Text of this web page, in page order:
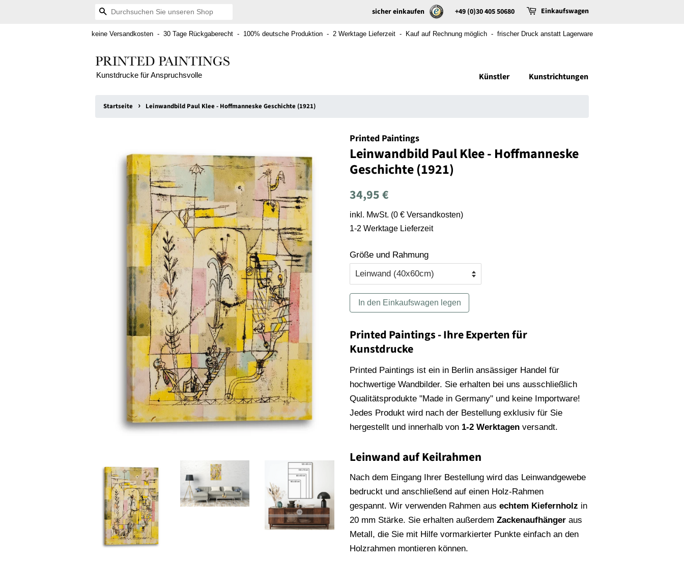
Suchen sicher einkaufen +49 (0)30 405 50680 Einkaufswagen
keine Versandkosten - 30 Tage Rückgaberecht - 100% deutsche Produktion - 2 Werktage Lieferzeit - Kauf auf Rechnung möglich - frischer Druck anstatt Lagerware
Kunstdrucke für Anspruchsvolle Künstler Kunstrichtungen
Startseite › Leinwandbild Paul Klee - Hoffmanneske Geschichte (1921)
Printed Paintings
Leinwandbild Paul Klee - Hoffmanneske
Geschichte (1921)
Normaler
34,95 €
inkl. MwSt. (0 € Versandkosten)
1-2 Werktage Lieferzeit
Größe und Rahmung
In den Einkaufswagen legen
Printed Paintings - Ihre Experten für
Kunstdrucke
Printed Paintings ist ein in Berlin ansässiger Handel für
hochwertige Wandbilder. Sie erhalten bei uns ausschließlich
Qualitätsprodukte "Made in Germany" und keine Importware!
Jedes Produkt wird nach der Bestellung exklusiv für Sie
hergestellt und innerhalb von 1-2 Werktagen versandt.
Leinwand auf Keilrahmen
Nach dem Eingang Ihrer Bestellung wird das Leinwandgewebe
bedruckt und anschließend auf einen Holz-Rahmen
gespannt. Wir verwenden Rahmen aus echtem Kiefernholz in
20 mm Stärke. Sie erhalten außerdem Zackenaufhänger aus
Metall, die Sie mit Hilfe vormarkierter Punkte einfach an den
Holzrahmen montieren können.